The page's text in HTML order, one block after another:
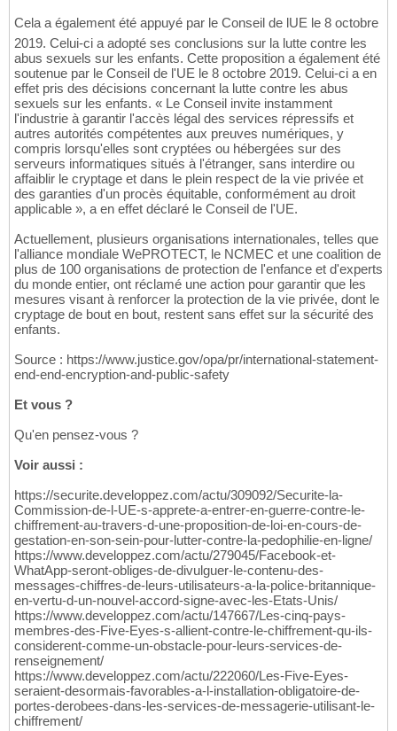
Cela a également été appuyé par le Conseil de lUE le 8 octobre
2019. Celui-ci a adopté ses conclusions sur la lutte contre les
abus sexuels sur les enfants. Cette proposition a également été
soutenue par le Conseil de l'UE le 8 octobre 2019. Celui-ci a en
effet pris des décisions concernant la lutte contre les abus
sexuels sur les enfants. « Le Conseil invite instamment
l'industrie à garantir l'accès légal des services répressifs et
autres autorités compétentes aux preuves numériques, y
compris lorsqu'elles sont cryptées ou hébergées sur des
serveurs informatiques situés à l'étranger, sans interdire ou
affaiblir le cryptage et dans le plein respect de la vie privée et
des garanties d'un procès équitable, conformément au droit
applicable », a en effet déclaré le Conseil de l'UE.
Actuellement, plusieurs organisations internationales, telles que
l'alliance mondiale WePROTECT, le NCMEC et une coalition de
plus de 100 organisations de protection de l'enfance et d'experts
du monde entier, ont réclamé une action pour garantir que les
mesures visant à renforcer la protection de la vie privée, dont le
cryptage de bout en bout, restent sans effet sur la sécurité des
enfants.
Source : https://www.justice.gov/opa/pr/international-statement-
end-end-encryption-and-public-safety
Et vous ?
Qu'en pensez-vous ?
Voir aussi :
https://securite.developpez.com/actu/309092/Securite-la-
Commission-de-l-UE-s-apprete-a-entrer-en-guerre-contre-le-
chiffrement-au-travers-d-une-proposition-de-loi-en-cours-de-
gestation-en-son-sein-pour-lutter-contre-la-pedophilie-en-ligne/
https://www.developpez.com/actu/279045/Facebook-et-
WhatApp-seront-obliges-de-divulguer-le-contenu-des-
messages-chiffres-de-leurs-utilisateurs-a-la-police-britannique-
en-vertu-d-un-nouvel-accord-signe-avec-les-Etats-Unis/
https://www.developpez.com/actu/147667/Les-cinq-pays-
membres-des-Five-Eyes-s-allient-contre-le-chiffrement-qu-ils-
considerent-comme-un-obstacle-pour-leurs-services-de-
renseignement/
https://www.developpez.com/actu/222060/Les-Five-Eyes-
seraient-desormais-favorables-a-l-installation-obligatoire-de-
portes-derobees-dans-les-services-de-messagerie-utilisant-le-
chiffrement/